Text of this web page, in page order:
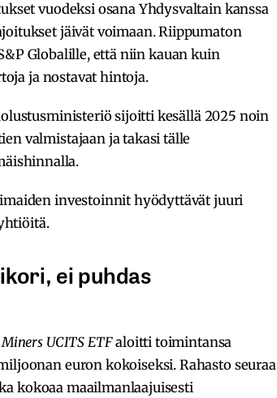
vuodeksi osana Yhdysvaltain kanssa
jäivät voimaan. Riippumaton
Globalille, että niin kauan kuin
ja nostavat hintoja.
sijoitti kesällä 2025 noin
valmistajaan ja takasi tälle
investoinnit hyödyttävät juuri
ei puhdas
UCITS ETFaloitti toimintansa
euron kokoiseksi. Rahasto seuraa
kokoaa maailmanlaajuisesti